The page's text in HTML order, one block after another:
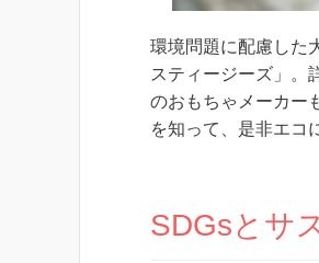
環境問題に配慮した
スティージーズ」。
のおもちゃメーカー
を知って、是非エコ
SDGsとサ